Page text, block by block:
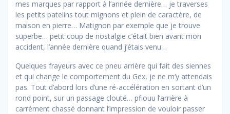
mes marques par rapport à l’année dernière… je traverses
les petits patelins tout mignons et plein de caractère, de
maison en pierre… Matignon par exemple que je trouve
superbe… petit coup de nostalgie c’était bien avant mon
accident, l’année dernière quand j’étais venu…
Quelques frayeurs avec ce pneu arrière qui fait des siennes
et qui change le comportement du Gex, je ne m’y attendais
pas. Tout d’abord lors d’une ré-accélération en sortant d’un
rond point, sur un passage clouté… pfiouu l’arrière à
carrément chassé donnant l’impression de vouloir passer